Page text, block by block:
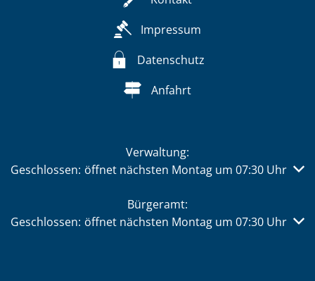
Impressum
Datenschutz
Anfahrt
Verwaltung:
Klicken, um weitere Öffnungs- oder Schließzeiten
Geschlossen: öffnet nächsten Montag um 07:30 Uhr
Bürgeramt:
Klicken, um weitere Öffnungs- oder Schließzeiten
Geschlossen: öffnet nächsten Montag um 07:30 Uhr